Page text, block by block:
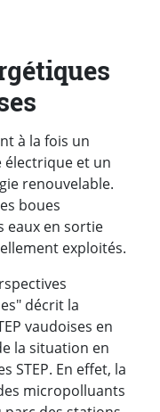
à la fois un
et un
renouvelable.
boues
eaux en sortie
exploités.
décrit la
vaudoises en
la situation en
STEP. En effet, la
micropolluants